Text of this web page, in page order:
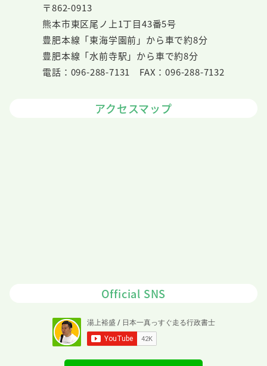
〒862-0913
熊本市東区尾ノ上1丁目43番5号
豊肥本線「東海学園前」から車で約8分
豊肥本線「水前寺駅」から車で約8分
電話：096-288-7131 FAX：096-288-7132
アクセスマップ
Official SNS